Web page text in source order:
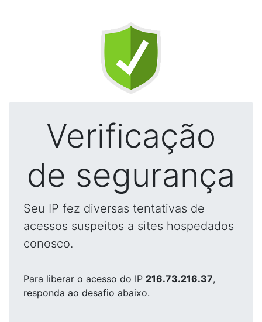
Verificação
de segurança
Seu IP fez diversas tentativas de
acessos suspeitos a sites hospedados
conosco.
Para liberar o acesso do IP 216.73.216.37,
responda ao desafio abaixo.